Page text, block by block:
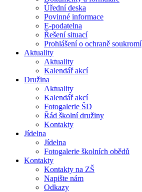
Úřední deska
Povinné informace
E-podatelna
Řešení situací
Prohlášení o ochraně soukromí
Aktuality
Aktuality
Kalendář akcí
Družina
Aktuality
Kalendář akcí
Fotogalerie ŠD
Řád školní družiny
Kontakty
Jídelna
Jídelna
Fotogalerie školních obědů
Kontakty
Kontakty na ZŠ
Napište nám
Odkazy